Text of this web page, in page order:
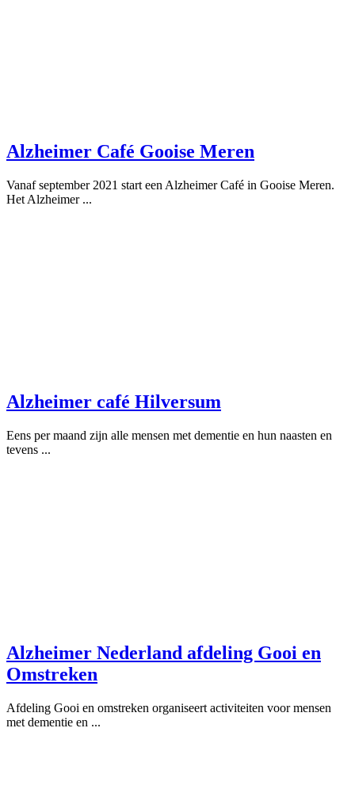
Alzheimer Café Gooise Meren
Vanaf september 2021 start een Alzheimer Café in Gooise Meren.
Het Alzheimer ...
Alzheimer café Hilversum
Eens per maand zijn alle mensen met dementie en hun naasten en
tevens ...
Alzheimer Nederland afdeling Gooi en
Omstreken
Afdeling Gooi en omstreken organiseert activiteiten voor mensen
met dementie en ...